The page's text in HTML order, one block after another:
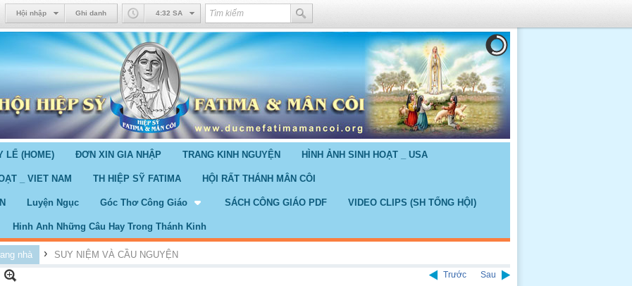
Hội nhập Ghi danh 4:32 SA
LỂ (HOME) ĐƠN XIN GIA NHẬP TRANG KINH NGUYỆN HÌNH ẢNH SINH HOẠT _ USA
_ VIET NAM TH HIỆP SỸ FATIMA HỘI RẤT THÁNH MÂN CÔI
Luyện Ngục Góc Thơ Công Giáo SÁCH CÔNG GIÁO PDF VIDEO CLIPS (SH TỔNG HỘI)
Hinh Anh Những Câu Hay Trong Thánh Kinh
nhà › SUY NIỆM VÀ CẦU NGUYỆN
Trước Sau